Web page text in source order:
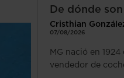
De dónde
Cristhian
07/08/2026
MG nació en
vendedor de